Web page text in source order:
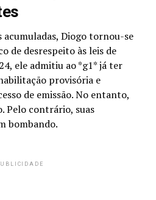
acumuladas, Diogo tornou-se
de desrespeito às leis de
ele admitiu ao *g1* já ter
provisória e
de emissão. No entanto,
Pelo contrário, suas
bombando.